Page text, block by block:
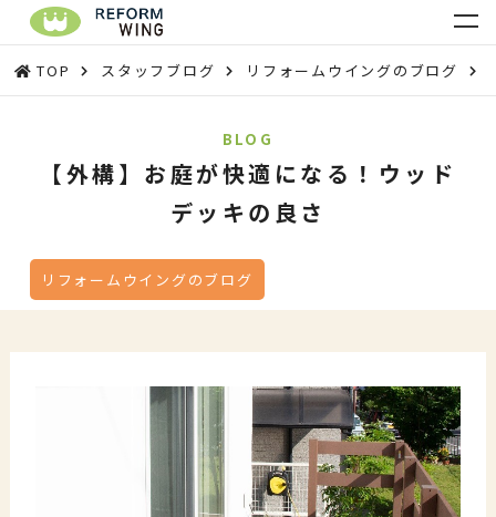
TOP スタッフブログ リフォームウイングのブログ
BLOG
【外構】お庭が快適になる！ウッド
デッキの良さ
リフォームウイングのブログ